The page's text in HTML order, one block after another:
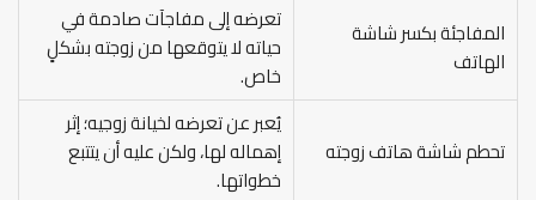
المفاجئة بكسر شاشة
الهاتف
تعرضه إلى مفاجآت صادمة في
حياته لا يتوقعها من زوجته بشكلٍ
خاص.
تحطم شاشة هاتف زوجته
يُعبر عن تعرضه لخيانة زوجيه؛ إثر
إهماله لها، ولكن عليه أن يتتبع
خطواتها.